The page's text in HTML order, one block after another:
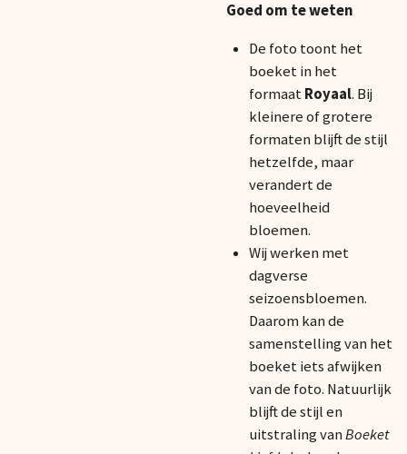
Goed om te weten
De foto toont het
boeket in het
formaatRoyaal. Bij
kleinere of grotere
formaten blijft de stijl
hetzelfde, maar
verandert de
hoeveelheid
bloemen.
Wij werken met
dagverse
seizoensbloemen.
Daarom kan de
samenstelling van het
boeket iets afwijken
van de foto. Natuurlijk
blijft de stijl en
uitstraling vanBoeket